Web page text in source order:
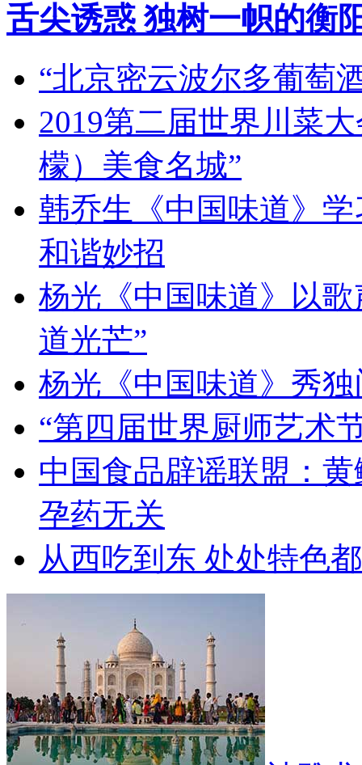
舌尖诱惑 独树一帜的衡
“北京密云波尔多葡萄
2019第二届世界川菜
檬）美食名城”
韩乔生《中国味道》
和谐妙招
杨光《中国味道》以
道光芒”
杨光《中国味道》秀
“第四届世界厨师艺术
中国食品辟谣联盟：
孕药无关
从西吃到东 处处特色